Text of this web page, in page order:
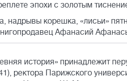
эпохи с золотым
надрывы корешка, «лисьи»
Афанасий
история» принадлежит
ректора Парижского